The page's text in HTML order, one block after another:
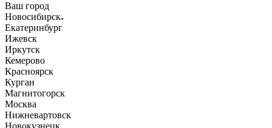
Ваш город
Новосибирск
Екатеринбург
Ижевск
Иркутск
Кемерово
Красноярск
Курган
Магнитогорск
Москва
Нижневартовск